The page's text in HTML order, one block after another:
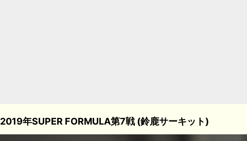
2019年SUPER FORMULA第7戦 (鈴鹿サーキット)